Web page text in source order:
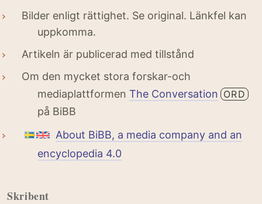
Bilder enligt rättighet. Se original. Länkfel kan
uppkomma.
Artikeln är publicerad med tillstånd
Om den mycket stora forskar-och
mediaplattformen The Conversation ORD
på BiBB
About BiBB, a media company and an
encyclopedia 4.0
Skribent